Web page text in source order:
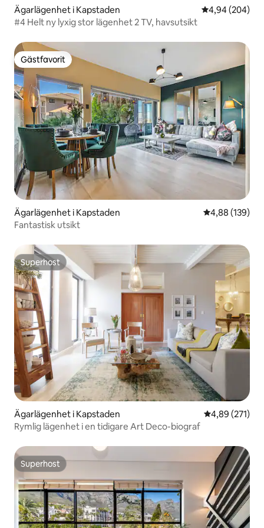
Ägarlägenhet i Kapstaden 4,94 av 5 i
4,94 (204)
#4 Helt ny lyxig stor lägenhet 2 TV, havsutsikt
Gästfavorit
Gästfavorit
Ägarlägenhet i Kapstaden 4,88 av 5 i
4,88 (139)
Fantastisk utsikt
Superhost
Superhost
Ägarlägenhet i Kapstaden 4,89 av 5 i
4,89 (271)
Rymlig lägenhet i en tidigare Art Deco-biograf
Superhost
Superhost